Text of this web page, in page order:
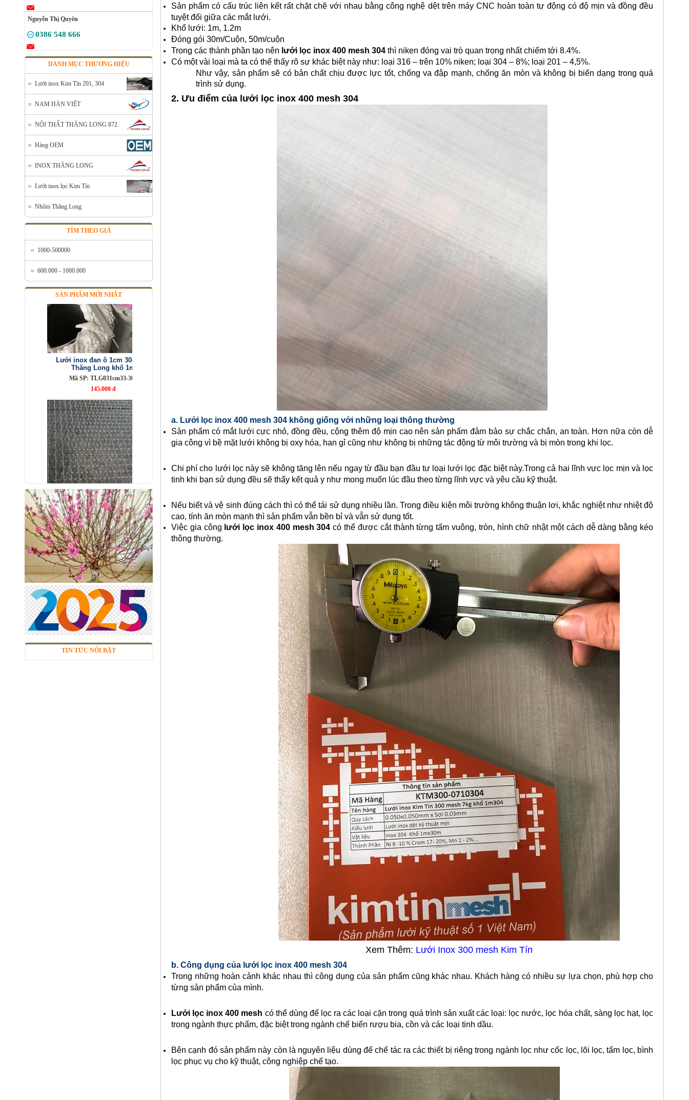
Nguyễn Thị Quyên
0386 548 666
DANH MỤC THƯƠNG HIỆU
Lưới inox Kim Tín 201, 304
NAM HÀN VIỆT
NỘI THẤT THĂNG LONG 872
Hàng OEM
INOX THĂNG LONG
Lưới inox lọc Kim Tín
Nhôm Thăng Long
TÌM THEO GIÁ
1000-500000
600.000 - 1000.000
SẢN PHẨM MỚI NHẤT
Lưới đỡ cách nhiệt inox 304
Mã SP: Linoxchongnong1010304
Call
Lưới inox đan ô 1cm 304 TLG
Thăng Long khổ 1m
Mã SP: TLG031cm33-304
145.000 đ
Lưới inox 10x10 đan ô vuông
Thăng Long
Mã SP: linox1010dvsp
Call
TIN TỨC NỔI BẬT
Sản phẩm có cấu trúc liên kết rất chặt chẽ với nhau bằng công nghệ dệt trên máy CNC hoàn toàn tự động có độ mịn và đồng đều
tuyệt đối giữa các mắt lưới.
Khổ lưới: 1m, 1.2m
Đóng gói 30m/Cuộn, 50m/cuộn
Trong các thành phần tạo nên lưới lọc inox 400 mesh 304 thì niken đóng vai trò quan trọng nhất chiếm tới 8.4%.
Có một vài loại mà ta có thể thấy rõ sự khác biệt này như: loại 316 – trên 10% niken; loại 304 – 8%; loại 201 – 4,5%.
Như vậy, sản phẩm sẽ có bản chất chịu được lực tốt, chống va đập mạnh, chống ăn mòn và không bị biến dạng trong quá
trình sử dụng.
2. Ưu điểm của lưới lọc inox 400 mesh 304
a. Lưới lọc inox 400 mesh 304 không giống với những loại thông thường
Sản phẩm có mắt lưới cực nhỏ, đồng đều, cộng thêm độ mịn cao nên sản phẩm đảm bảo sự chắc chắn, an toàn. Hơn nữa còn dễ
gia công vì bề mặt lưới không bị oxy hóa, han gỉ cũng như không bị những tác động từ môi trường và bị mòn trong khi lọc.
Chi phí cho lưới lọc này sẽ không tăng lên nếu ngay từ đầu bạn đầu tư loại lưới lọc đặc biệt này.Trong cả hai lĩnh vực lọc mịn và lọc
tinh khi bạn sử dụng đều sẽ thấy kết quả y như mong muốn lúc đầu theo từng lĩnh vực và yêu cầu kỹ thuật.
Nếu biết và vệ sinh đúng cách thì có thể tái sử dụng nhiều lần. Trong điều kiện môi trường không thuận lơi, khắc nghiệt như nhiệt độ
cao, tính ăn mòn mạnh thì sản phẩm vẫn bền bỉ và vẫn sử dụng tốt.
Việc gia công lưới lọc inox 400 mesh 304 có thể được cắt thành từng tấm vuông, tròn, hình chữ nhật một cách dễ dàng bằng kéo
thông thường.
Xem Thêm: Lưới Inox 300 mesh Kim Tín
b. Công dụng của lưới lọc inox 400 mesh 304
Trong những hoàn cảnh khác nhau thì công dụng của sản phẩm cũng khác nhau. Khách hàng có nhiều sự lựa chọn, phù hợp cho
từng sản phẩm của mình.
Lưới lọc inox 400 mesh có thể dùng để lọc ra các loại cặn trong quá trình sản xuất các loại: lọc nước, lọc hóa chất, sàng lọc hạt, lọc
trong ngành thực phẩm, đặc biệt trong ngành chế biến rượu bia, cồn và các loại tinh dầu.
Bên cạnh đó sản phẩm này còn là nguyên liệu dùng để chế tác ra các thiết bị riêng trong ngành lọc như cốc lọc, lõi lọc, tấm lọc, bình
lọc phục vụ cho kỹ thuật, công nghiệp chế tạo.